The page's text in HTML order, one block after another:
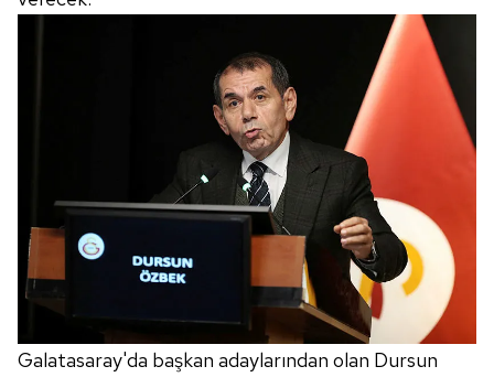
Galatasaray'da başkan adaylarından olan Dursun